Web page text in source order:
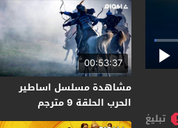
تبليغ
00:53:37
مشاهدة مسلسل اساطير
الحرب الحلقة 9 مترجم